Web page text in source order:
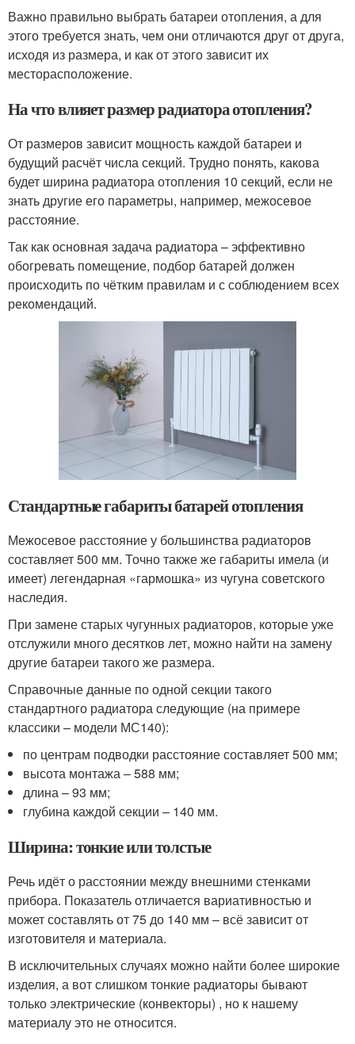
Важно правильно выбрать батареи отопления, а для
этого требуется знать, чем они отличаются друг от друга,
исходя из размера, и как от этого зависит их
месторасположение.
На что влияет размер радиатора отопления?
От размеров зависит мощность каждой батареи и
будущий расчёт числа секций. Трудно понять, какова
будет ширина радиатора отопления 10 секций, если не
знать другие его параметры, например, межосевое
расстояние.
Так как основная задача радиатора – эффективно
обогревать помещение, подбор батарей должен
происходить по чётким правилам и с соблюдением всех
рекомендаций.
Стандартные габариты батарей отопления
Межосевое расстояние у большинства радиаторов
составляет 500 мм. Точно также же габариты имела (и
имеет) легендарная «гармошка» из чугуна советского
наследия.
При замене старых чугунных радиаторов, которые уже
отслужили много десятков лет, можно найти на замену
другие батареи такого же размера.
Справочные данные по одной секции такого
стандартного радиатора следующие (на примере
классики – модели МС140):
по центрам подводки расстояние составляет 500 мм;
высота монтажа – 588 мм;
длина – 93 мм;
глубина каждой секции – 140 мм.
Ширина: тонкие или толстые
Речь идёт о расстоянии между внешними стенками
прибора. Показатель отличается вариативностью и
может составлять от 75 до 140 мм – всё зависит от
изготовителя и материала.
В исключительных случаях можно найти более широкие
изделия, а вот слишком тонкие радиаторы бывают
только электрические (конвекторы) , но к нашему
материалу это не относится.